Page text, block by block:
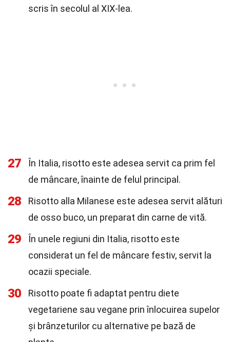
scris în secolul al XIX-lea.
27
În Italia, risotto este adesea servit ca prim fel
de mâncare, înainte de felul principal.
28
Risotto alla Milanese este adesea servit alături
de osso buco, un preparat din carne de vită.
29
În unele regiuni din Italia, risotto este
considerat un fel de mâncare festiv, servit la
ocazii speciale.
30
Risotto poate fi adaptat pentru diete
vegetariene sau vegane prin înlocuirea supelor
și brânzeturilor cu alternative pe bază de